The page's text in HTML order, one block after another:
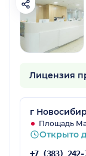
Лицензия
г
Площадь
Открыто